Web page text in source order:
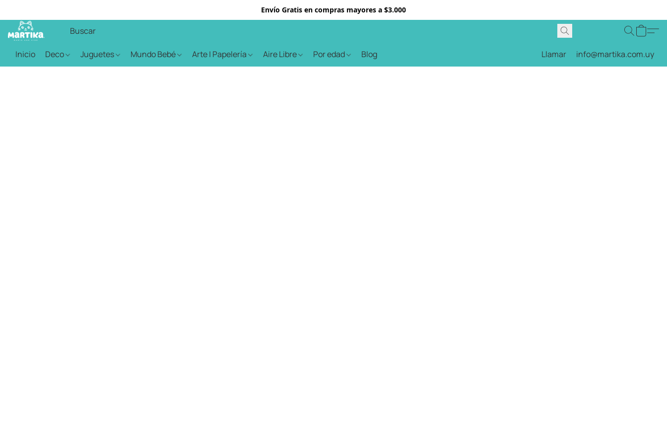
Envío Gratis en compras mayores a $3.000
Inicio Deco Juguetes Mundo Bebé Arte | Papelería Aire Libre Por edad Blog Llamar info@martika.com.uy